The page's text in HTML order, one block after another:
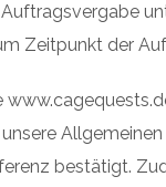
Zeitpunkt der
bestätigt.